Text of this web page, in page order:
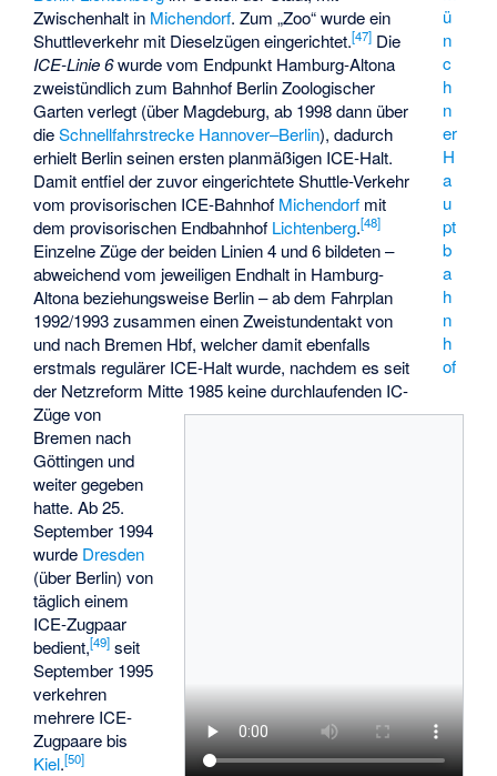
ü
n
c
h
n
er
H
a
u
pt
b
a
h
n
h
of
Zwischenhalt in Michendorf. Zum „Zoo“ wurde ein
Shuttleverkehr mit Dieselzügen eingerichtet.[47] Die
ICE-Linie 6wurde vom Endpunkt Hamburg-Altona
zweistündlich zum Bahnhof Berlin Zoologischer
Garten verlegt (über Magdeburg, ab 1998 dann über
dieSchnellfahrstrecke Hannover–Berlin), dadurch
erhielt Berlin seinen ersten planmäßigen ICE-Halt.
Damit entfiel der zuvor eingerichtete Shuttle-Verkehr
vom provisorischen ICE-Bahnhof Michendorf mit
dem provisorischen Endbahnhof Lichtenberg.[48]
Einzelne Züge der beiden Linien 4 und 6 bildeten –
abweichend vom jeweiligen Endhalt in Hamburg-
Altona beziehungsweise Berlin – ab dem Fahrplan
1992/1993 zusammen einen Zweistundentakt von
und nach Bremen Hbf, welcher damit ebenfalls
erstmals regulärer ICE-Halt wurde, nachdem es seit
der Netzreform Mitte 1985 keine durchlaufenden IC-
Züge von
Bremen nach
Göttingen und
weiter gegeben
hatte. Ab 25.
September 1994
wurde Dresden
(über Berlin) von
täglich einem
ICE-Zugpaar
bedient,[49] seit
September 1995
verkehren
mehrere ICE-
Zugpaare bis
Kiel.[50]